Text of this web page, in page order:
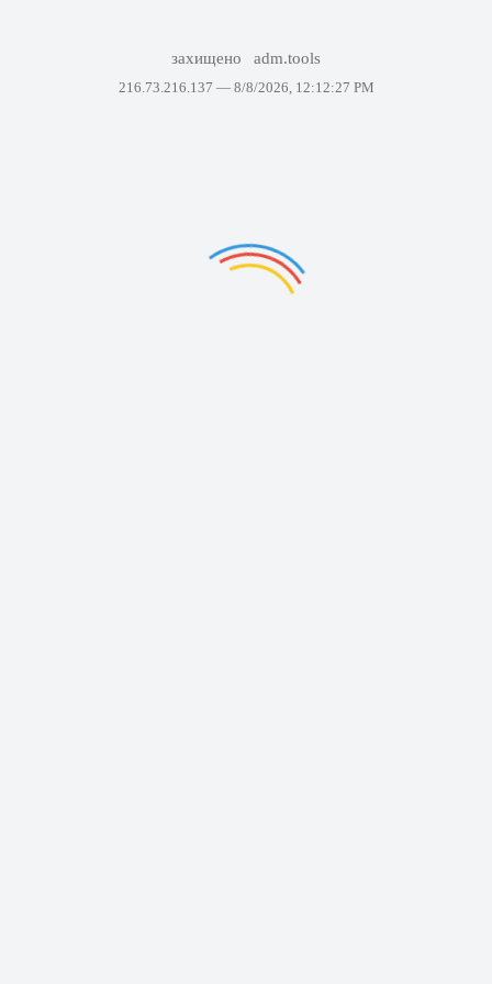
захищено adm.tools
216.73.216.137 — 8/8/2026, 12:12:27 PM